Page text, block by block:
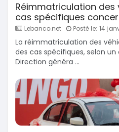
Réimmatriculation des
cas spécifiques
Lebanco.net Posté le: 14
La réimmatriculation des
des cas spécifiques, selon
Direction généra ...